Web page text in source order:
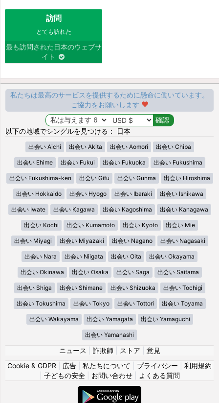
訪問
とても訪れた
最も訪問された日本のウェブサ
イト
私たちは最高のサービスを提供するために懸命に働いています。
ご協力をお願いします
以下の地域でシングルを見つける： 日本
出会い Aichi 出会い Akita 出会い Aomori 出会い Chiba
出会い Ehime 出会い Fukui 出会い Fukuoka 出会い Fukushima
出会い Fukushima-ken 出会い Gifu 出会い Gunma 出会い Hiroshima
出会い Hokkaido 出会い Hyogo 出会い Ibaraki 出会い Ishikawa
出会い Iwate 出会い Kagawa 出会い Kagoshima 出会い Kanagawa
出会い Kochi 出会い Kumamoto 出会い Kyoto 出会い Mie
出会い Miyagi 出会い Miyazaki 出会い Nagano 出会い Nagasaki
出会い Nara 出会い Niigata 出会い Oita 出会い Okayama
出会い Okinawa 出会い Osaka 出会い Saga 出会い Saitama
出会い Shiga 出会い Shimane 出会い Shizuoka 出会い Tochigi
出会い Tokushima 出会い Tokyo 出会い Tottori 出会い Toyama
出会い Wakayama 出会い Yamagata 出会い Yamaguchi
出会い Yamanashi
ニュース 詐欺師 ストア
意見
Cookie & GDPR
広告 私たちについて プライバシー
利用規約
子どもの安全| お問い合わせ| よくある質問